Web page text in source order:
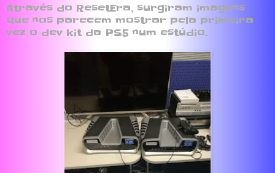
Através do ResetEra, surgiram imagens
que nos parecem mostrar pela primeira
vez o dev kit da PS5 num estúdio.